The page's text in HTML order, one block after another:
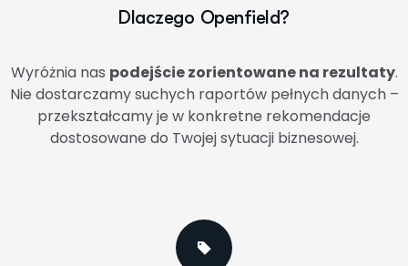
Dlaczego Openfield?
Wyróżnia nas podejście zorientowane na rezultaty.
Nie dostarczamy suchych raportów pełnych danych –
przekształcamy je w konkretne rekomendacje
dostosowane do Twojej sytuacji biznesowej.